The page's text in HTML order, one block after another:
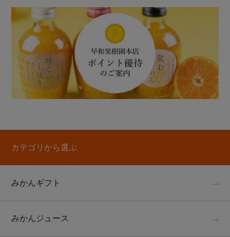
カテゴリから選ぶ
みかんギフト
みかんジュース